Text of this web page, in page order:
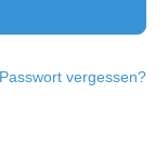
Passwort vergessen?